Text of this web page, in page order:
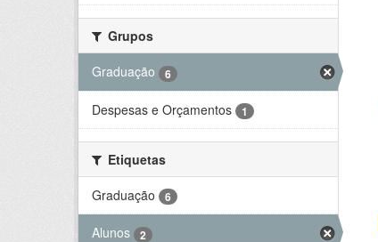
Grupos
Graduação
6
Despesas e Orçamentos 1
Etiquetas
Graduação
6
Alunos 2